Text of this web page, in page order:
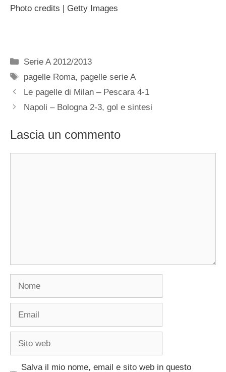
Photo credits | Getty Images
Categorie
Serie A 2012/2013
Tag
pagelle Roma, pagelle serie A
Le pagelle di Milan – Pescara 4-1
Napoli – Bologna 2-3, gol e sintesi
Lascia un commento
Nome
Email
Sito
Salva il mio nome, email e sito web in questo